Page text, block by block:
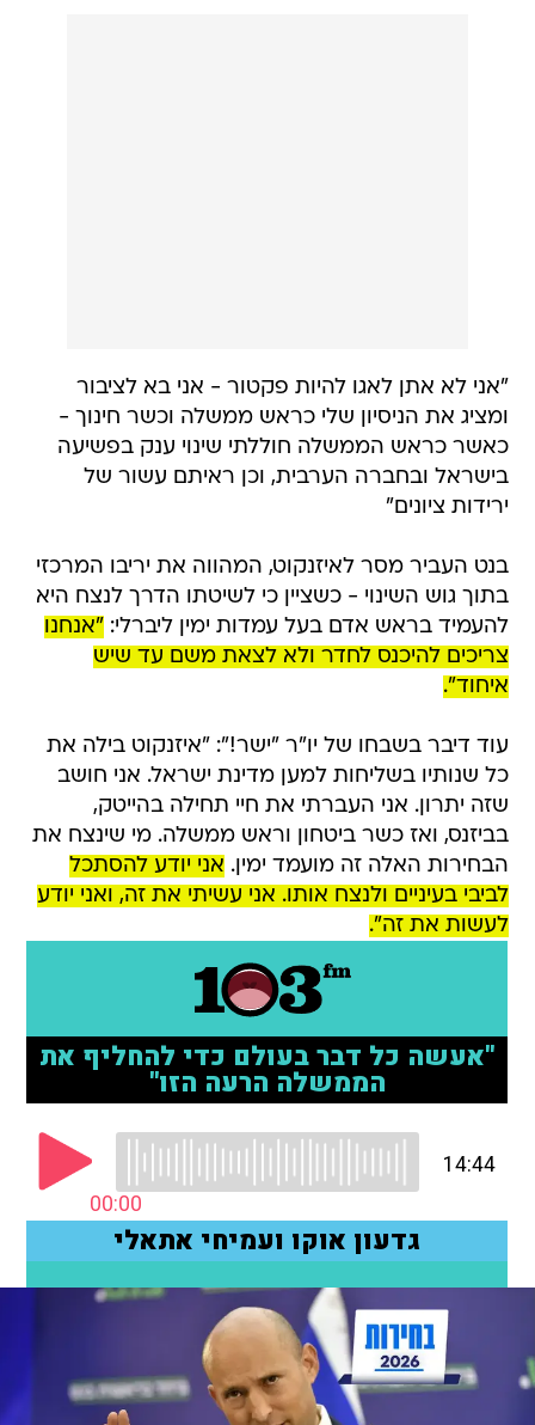
"אני לא אתן לאגו להיות פקטור - אני בא לציבור
ומציג את הניסיון שלי כראש ממשלה וכשר חינוך -
כאשר כראש הממשלה חוללתי שינוי ענק בפשיעה
בישראל ובחברה הערבית, וכן ראיתם עשור של
ירידות ציונים"
בנט העביר מסר לאיזנקוט, המהווה את יריבו המרכזי
בתוך גוש השינוי - כשציין כי לשיטתו הדרך לנצח היא
להעמיד בראש אדם בעל עמדות ימין ליברלי: "אנחנו
צריכים להיכנס לחדר ולא לצאת משם עד שיש
איחוד".
עוד דיבר בשבחו של יו"ר "ישר!": "איזנקוט בילה את
כל שנותיו בשליחות למען מדינת ישראל. אני חושב
שזה יתרון. אני העברתי את חיי תחילה בהייטק,
בביזנס, ואז כשר ביטחון וראש ממשלה. מי שינצח את
הבחירות האלה זה מועמד ימין. אני יודע להסתכל
לביבי בעיניים ולנצח אותו. אני עשיתי את זה, ואני יודע
לעשות את זה".